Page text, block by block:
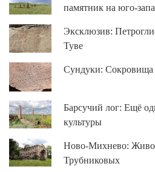
памятник на юго-
Эксклюзив:
Туве
Сундуки: Сокровища
Барсучий лог: Ещё
культуры
Ново-Михнево:
Трубниковых